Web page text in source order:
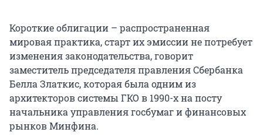
Короткие облигации – распространенная
мировая практика, старт их эмиссии не потребует
изменения законодательства, говорит
заместитель председателя правления Сбербанка
Белла Златкис, которая была одним из
архитекторов системы ГКО в 1990-х на посту
начальника управления госбумаг и финансовых
рынков Минфина.